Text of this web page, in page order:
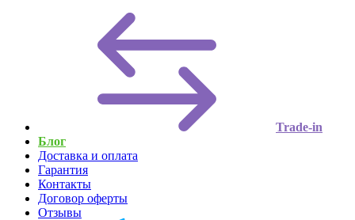
Trade-in
Блог
Доставка и оплата
Гарантия
Контакты
Договор оферты
Отзывы